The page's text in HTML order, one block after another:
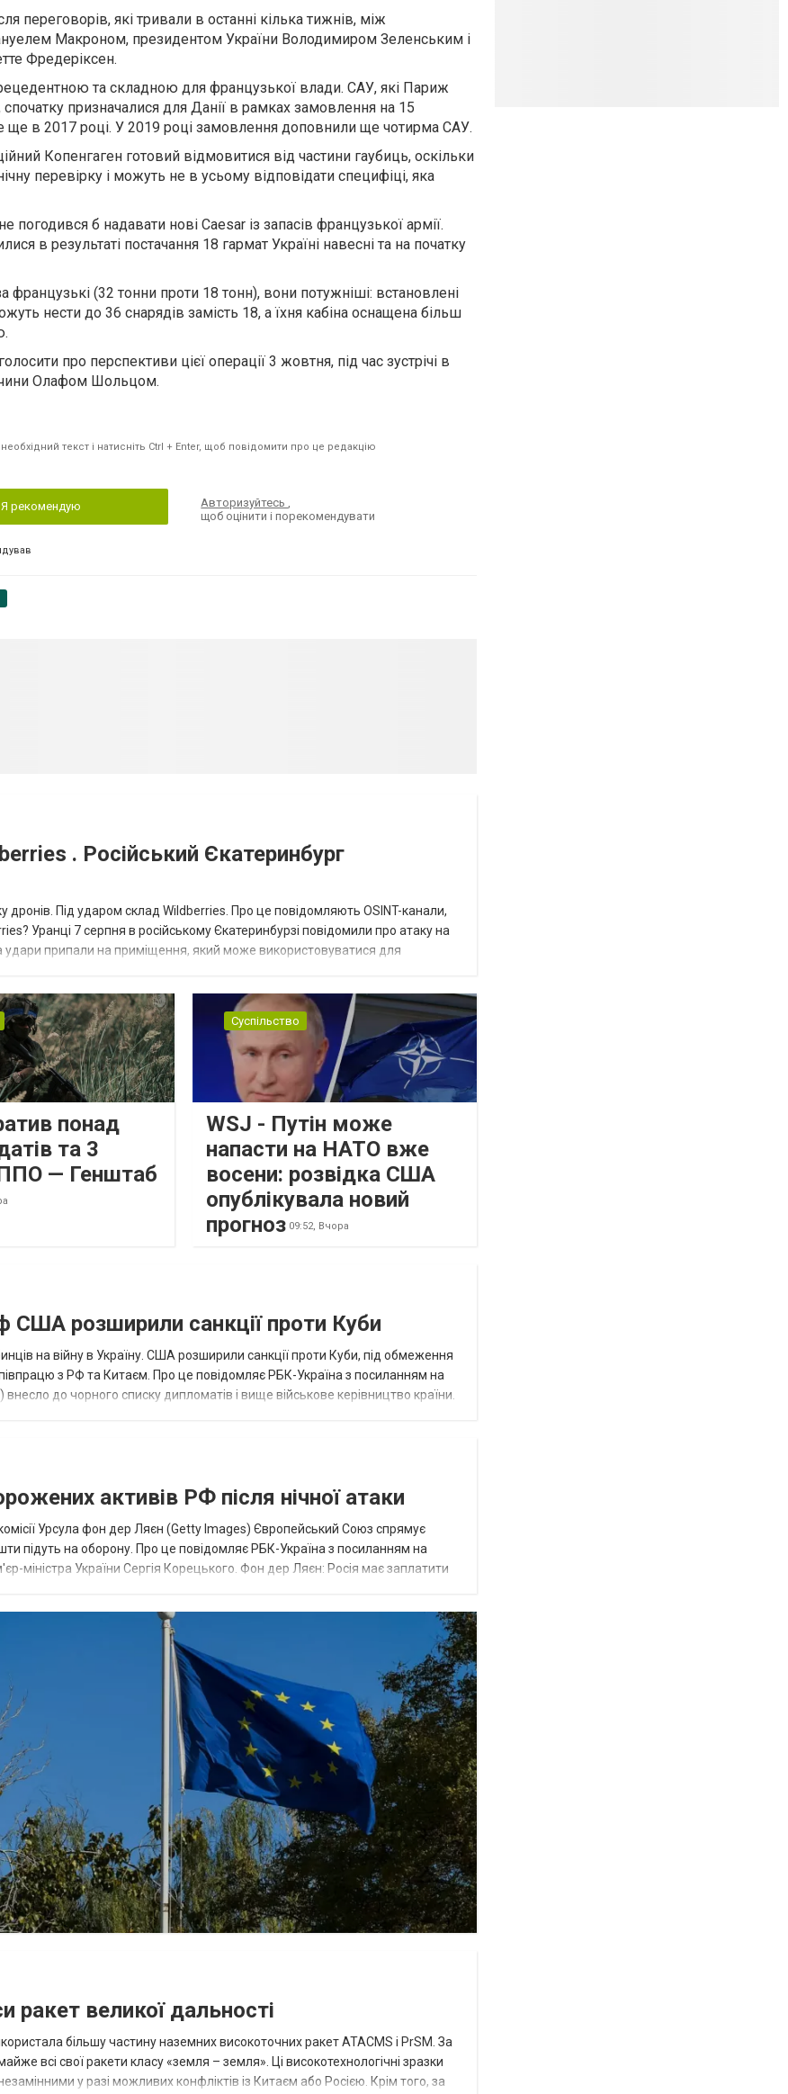
переговорів, які тривали в останні кілька тижнів, між
Макроном, президентом України Володимиром Зеленським і
Фредеріксен.
та складною для французької влади. САУ, які Париж
призначалися для Данії в рамках замовлення на 15
ще в 2017 році. У 2019 році замовлення доповнили ще чотирма САУ.
Копенгаген готовий відмовитися від частини гаубиць, оскільки
перевірку і можуть не в усьому відповідати специфіці, яка
погодився б надавати нові Caesar із запасів французької армії.
в результаті постачання 18 гармат Україні навесні та на початку
французькі (32 тонни проти 18 тонн), вони потужніші: встановлені
нести до 36 снарядів замість 18, а їхня кабіна оснащена більш
про перспективи цієї операції 3 жовтня, під час зустрічі в
Олафом Шольцом.
текст і натисніть Ctrl + Enter, щоб повідомити про це редакцію
Я рекомендую Авторизуйтесь
щоб оцінити і порекомендувати
. Російський Єкатеринбург
дронів. Під ударом склад Wildberries. Про це повідомляють OSINT-канали,
Уранці 7 серпня в російському Єкатеринбурзі повідомили про атаку на
припали на приміщення, який може використовуватися для
понад
та 3
— Генштаб
Суспільство
WSJ - Путін може
напасти на НАТО вже
восени: розвідка США
опублікувала новий
прогноз 09:52, Вчора
США розширили санкції проти Куби
на війну в Україну. США розширили санкції проти Куби, під обмеження
з РФ та Китаєм. Про це повідомляє РБК-Україна з посиланням на
до чорного списку дипломатів і вище військове керівництво країни.
активів РФ після нічної атаки
Урсула фон дер Ляєн (Getty Images) Європейський Союз спрямує
підуть на оборону. Про це повідомляє РБК-Україна з посиланням на
міністра України Сергія Корецького. Фон дер Ляєн: Росія має заплатити
великої дальності
більшу частину наземних високоточних ракет ATACMS і PrSM. За
всі свої ракети класу «земля – земля». Ці високотехнологічні зразки
у разі можливих конфліктів із Китаєм або Росією. Крім того, за